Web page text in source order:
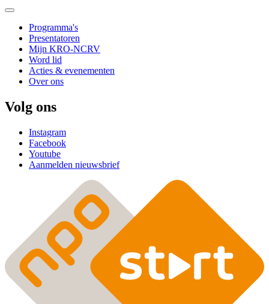
Programma's
Presentatoren
Mijn KRO-NCRV
Word lid
Acties & evenementen
Over ons
Volg ons
Instagram
Facebook
Youtube
Aanmelden nieuwsbrief